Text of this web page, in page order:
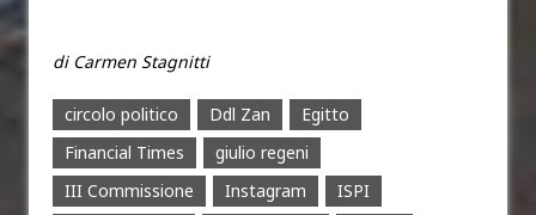
di Carmen Stagnitti
circolo politico Ddl Zan
Egitto
Financial Times
giulio regeni
III Commissione
Instagram
ISPI